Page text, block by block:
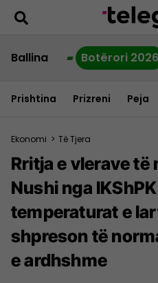
Ballina Botërori 2026
Prishtina Prizreni Peja
Ekonomi > Të Tjera
Rritja e vlerave të
Nushi nga
temperaturat e
shpreson të
e ardhshme